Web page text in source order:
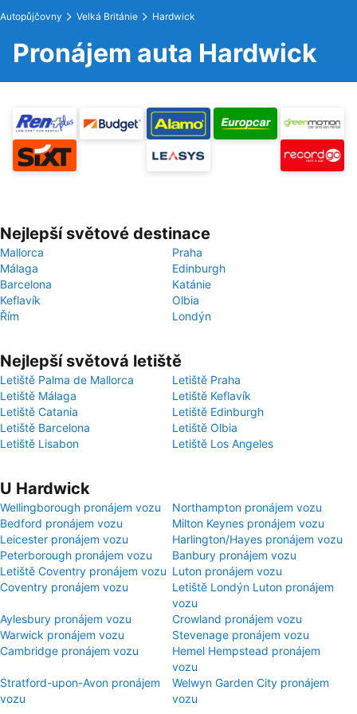
Autopůjčovny Velká Británie Hardwick
Pronájem auta Hardwick
Nejlepší světové destinace
Mallorca
Praha
Málaga
Edinburgh
Barcelona
Katánie
Keflavík
Olbia
Řím
Londýn
Nejlepší světová letiště
Letiště Palma de Mallorca
Letiště Praha
Letiště Málaga
Letiště Keflavík
Letiště Catania
Letiště Edinburgh
Letiště Barcelona
Letiště Olbia
Letiště Lisabon
Letiště Los Angeles
U Hardwick
Wellingborough pronájem vozu
Northampton pronájem vozu
Bedford pronájem vozu
Milton Keynes pronájem vozu
Leicester pronájem vozu
Harlington/Hayes pronájem vozu
Peterborough pronájem vozu
Banbury pronájem vozu
Letiště Coventry pronájem vozu Luton pronájem vozu
Coventry pronájem vozu
Letiště Londýn Luton pronájem
vozu
Aylesbury pronájem vozu
Crowland pronájem vozu
Warwick pronájem vozu
Stevenage pronájem vozu
Cambridge pronájem vozu
Hemel Hempstead pronájem
vozu
Stratford-upon-Avon pronájem
vozu
Welwyn Garden City pronájem
vozu